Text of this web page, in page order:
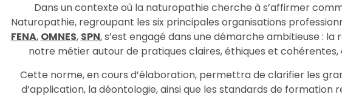
Dans un contexte où la naturopathie cherche à s’affirmer
Naturopathie, regroupant les six principales organisations
FENA, OMNES, SPN, s’est engagé dans une démarche ambitieuse :
notre métier autour de pratiques claires, éthiques et
Cette norme, en cours d’élaboration, permettra de clarifier les
d’application, la déontologie, ainsi que les standards de